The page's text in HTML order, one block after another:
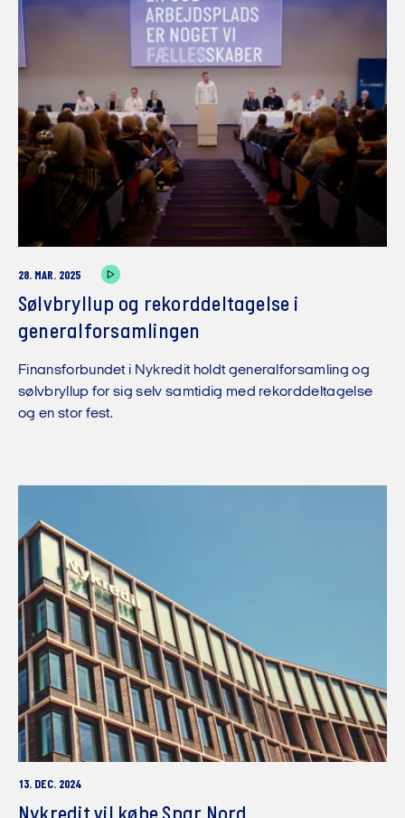
28. MAR. 2025
Sølvbryllup og rekorddeltagelse i
generalforsamlingen
Finansforbundet i Nykredit holdt generalforsamling og
sølvbryllup for sig selv samtidig med rekorddeltagelse
og en stor fest.
13. DEC. 2024